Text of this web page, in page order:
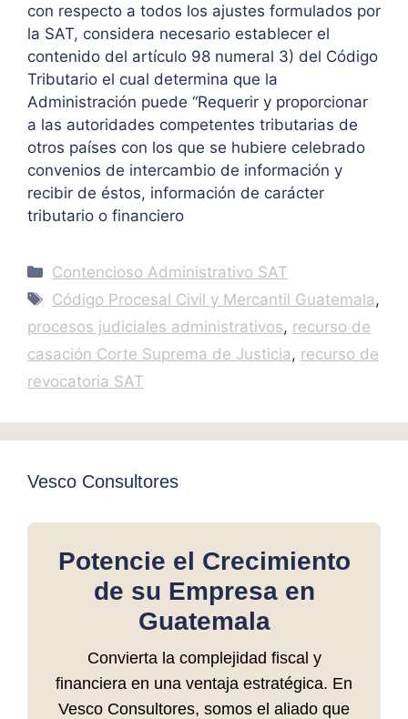
con respecto a todos los ajustes formulados por
la SAT, considera necesario establecer el
contenido del artículo 98 numeral 3) del Código
Tributario el cual determina que la
Administración puede “Requerir y proporcionar
a las autoridades competentes tributarias de
otros países con los que se hubiere celebrado
convenios de intercambio de información y
recibir de éstos, información de carácter
tributario o financiero
Categories
Contencioso Administrativo SAT
Tags
Código Procesal Civil y Mercantil Guatemala,
procesos judiciales administrativos, recurso de
casación Corte Suprema de Justicia, recurso de
revocatoria SAT
Vesco Consultores
Potencie el Crecimiento
de su Empresa en
Guatemala
Convierta la complejidad fiscal y
financiera en una ventaja estratégica. En
Vesco Consultores, somos el aliado que